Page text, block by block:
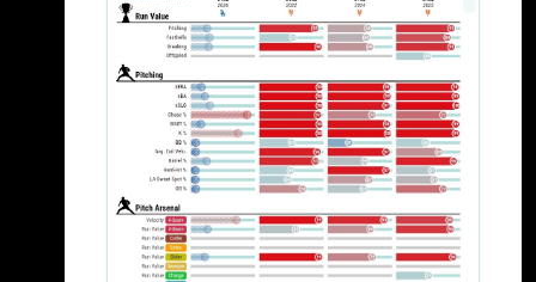
.183 2018 SEA 73 57 4 73.1 16 124 1.96
0.79 .160 2019 NYM 66 26 7 58.0 36 99 5.59
1.38 .258 2020 NYM 26 6 4 25